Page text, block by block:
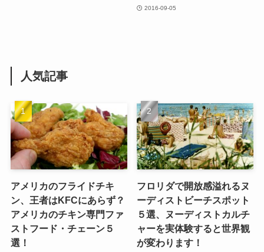
2016-09-05
人気記事
アメリカのフライドチキ
ン、王者はKFCにあらず？
アメリカのチキン専門ファ
ストフード・チェーン５
選！
フロリダで開放感溢れるヌ
ーディストビーチスポット
５選、ヌーディストカルチ
ャーを実体験すると世界観
が変わります！